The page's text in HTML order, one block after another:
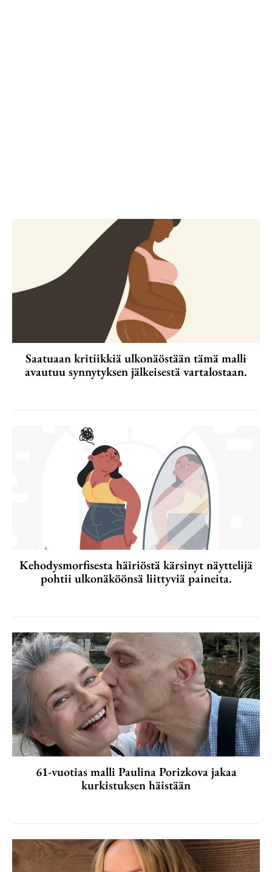
Saatuaan kritiikkiä ulkonäöstään tämä malli
avautuu synnytyksen jälkeisestä vartalostaan.
Kehodysmorfisesta häiriöstä kärsinyt näyttelijä
pohtii ulkonäköönsä liittyviä paineita.
61-vuotias malli Paulina Porizkova jakaa
kurkistuksen häistään